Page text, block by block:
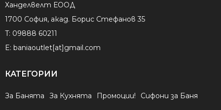
Ханделвелт ЕООД
1700 София, акад. Борис Стефанов 35
T: 09888 60211
E: baniaoutlet[at]gmail.com
КАТЕГОРИИ
За Банята За Кухнята Промоции! Сифони за Баня